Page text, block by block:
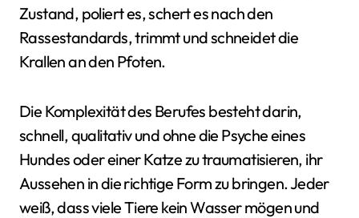
Zustand, poliert es, schert es nach den
Rassestandards, trimmt und schneidet die
Krallen an den Pfoten.
Die Komplexität des Berufes besteht darin,
schnell, qualitativ und ohne die Psyche eines
Hundes oder einer Katze zu traumatisieren, ihr
Aussehen in die richtige Form zu bringen. Jeder
weiß, dass viele Tiere kein Wasser mögen und